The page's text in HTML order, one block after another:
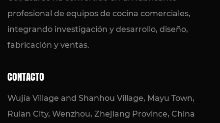
comerciales
LEER MÁS
profesional de equipos de cocina comerciales,
integrando investigación y desarrollo, diseño,
fabricación y ventas.
CONTACTO
Wujia Village and Shanhou Village, Mayu Town,
Ruian City, Wenzhou, Zhejiang Province, China